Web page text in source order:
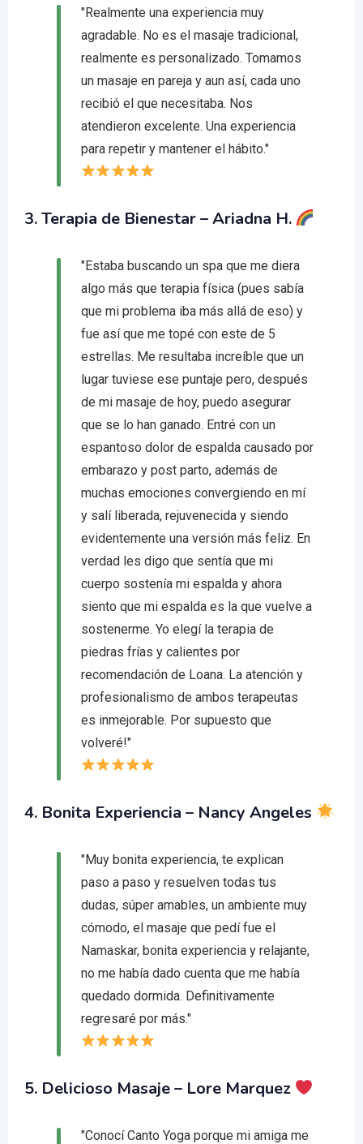
"Realmente una experiencia muy
agradable. No es el masaje tradicional,
realmente es personalizado. Tomamos
un masaje en pareja y aun así, cada uno
recibió el que necesitaba. Nos
atendieron excelente. Una experiencia
para repetir y mantener el hábito."
3.Terapia de Bienestar– Ariadna H.
"Estaba buscando un spa que me diera
algo más que terapia física (pues sabía
que mi problema iba más allá de eso) y
fue así que me topé con este de 5
estrellas. Me resultaba increíble que un
lugar tuviese ese puntaje pero, después
de mi masaje de hoy, puedo asegurar
que se lo han ganado. Entré con un
espantoso dolor de espalda causado por
embarazo y post parto, además de
muchas emociones convergiendo en mí
y salí liberada, rejuvenecida y siendo
evidentemente una versión más feliz. En
verdad les digo que sentía que mi
cuerpo sostenía mi espalda y ahora
siento que mi espalda es la que vuelve a
sostenerme. Yo elegí la terapia de
piedras frías y calientes por
recomendación de Loana. La atención y
profesionalismo de ambos terapeutas
es inmejorable. Por supuesto que
volveré!"
4. Bonita Experiencia – Nancy Angeles
"Muy bonita experiencia, te explican
paso a paso y resuelven todas tus
dudas, súper amables, un ambiente muy
cómodo, el masaje que pedí fue el
Namaskar, bonita experiencia y relajante,
no me había dado cuenta que me había
quedado dormida. Definitivamente
regresaré por más."
5. Delicioso Masaje– Lore Marquez
"Conocí Canto Yoga porque mi amiga me